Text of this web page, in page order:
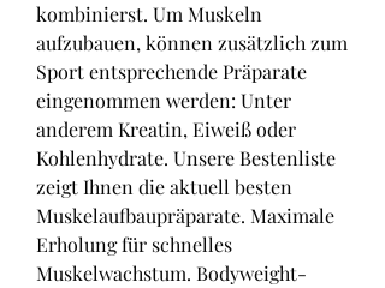
kombinierst. Um Muskeln
aufzubauen, können zusätzlich zum
Sport entsprechende Präparate
eingenommen werden: Unter
anderem Kreatin, Eiweiß oder
Kohlenhydrate. Unsere Bestenliste
zeigt Ihnen die aktuell besten
Muskelaufbaupräparate. Maximale
Erholung für schnelles
Muskelwachstum. Bodyweight-